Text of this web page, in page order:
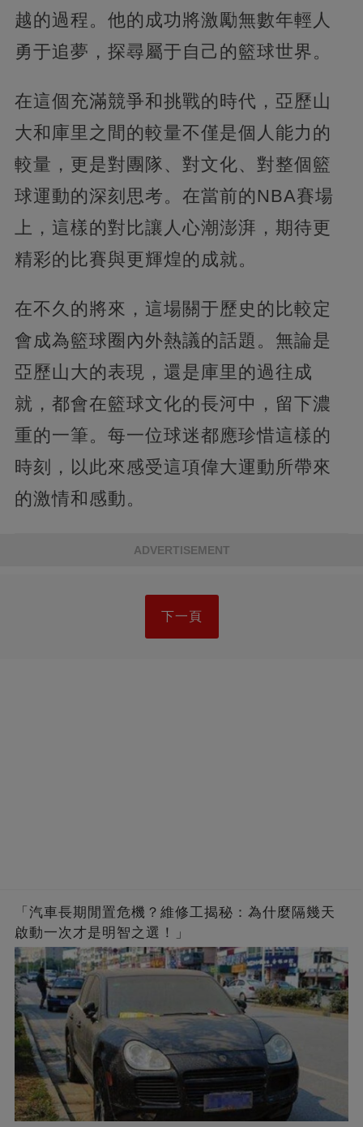
越的過程。他的成功將激勵無數年輕人
勇于追夢，探尋屬于自己的籃球世界。
在這個充滿競爭和挑戰的時代，亞歷山
大和庫里之間的較量不僅是個人能力的
較量，更是對團隊、對文化、對整個籃
球運動的深刻思考。在當前的NBA賽場
上，這樣的對比讓人心潮澎湃，期待更
精彩的比賽與更輝煌的成就。
在不久的將來，這場關于歷史的比較定
會成為籃球圈內外熱議的話題。無論是
亞歷山大的表現，還是庫里的過往成
就，都會在籃球文化的長河中，留下濃
重的一筆。每一位球迷都應珍惜這樣的
時刻，以此來感受這項偉大運動所帶來
的激情和感動。
ADVERTISEMENT
下一頁
「汽車長期閒置危機？維修工揭秘：為什麼隔幾天
啟動一次才是明智之選！」